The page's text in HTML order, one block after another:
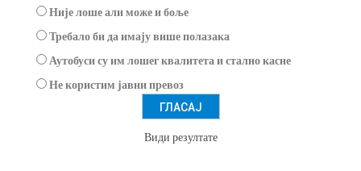
Није лоше али може и боље
Требало би да имају више полазака
Аутобуси су им лошег квалитета и стално касне
Не користим јавни превоз
Види резултате